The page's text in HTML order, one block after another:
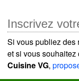
Inscrivez
Si vous publiez des
et si vous
Cuisine VG,